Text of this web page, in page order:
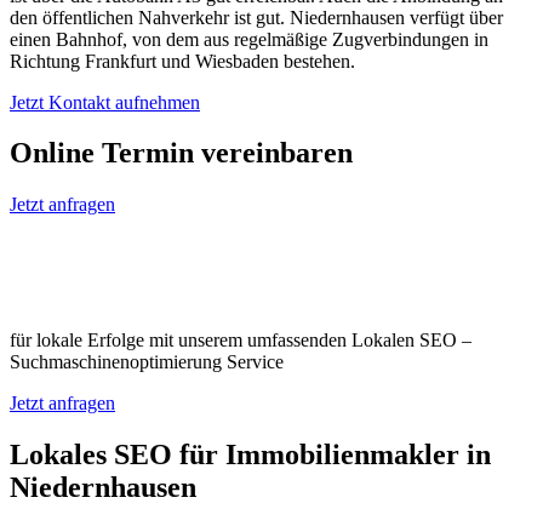
den öffentlichen Nahverkehr ist gut. Niedernhausen verfügt über
einen Bahnhof, von dem aus regelmäßige Zugverbindungen in
Richtung Frankfurt und Wiesbaden bestehen.
Jetzt Kontakt aufnehmen
Online Termin vereinbaren
Jetzt anfragen
für lokale Erfolge mit unserem umfassenden Lokalen SEO –
Suchmaschinenoptimierung Service
Jetzt anfragen
Lokales SEO für Immobilienmakler in
Niedernhausen